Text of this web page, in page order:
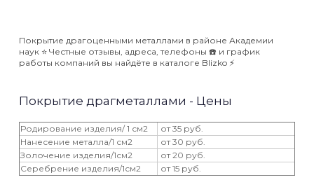
Покрытие драгоценными металлами в районе Академии
наук ⭐️ Честные отзывы, адреса, телефоны ☎️ и график
работы компаний вы найдёте в каталоге Blizko ⚡️
Покрытие драгметаллами - Цены
Родирование изделия/ 1 см2
от 35 руб.
Нанесение металла/1 см2
от 30 руб.
Золочение изделия/1см2
от 20 руб.
Серебрение изделия/1см2
от 15 руб.